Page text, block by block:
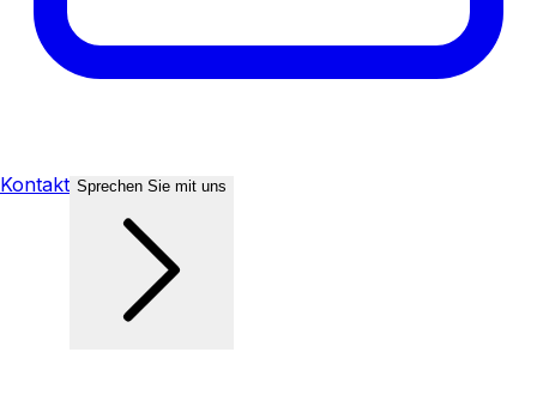
Kontakt Sprechen Sie mit uns